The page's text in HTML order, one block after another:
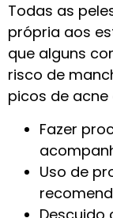
Todas as
própria aos
que alguns
risco de
picos de acne
Fazer
Uso de